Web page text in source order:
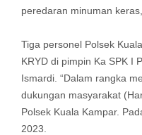
peredaran minuman
Tiga personel Polsek
KRYD di pimpin Ka SPK I
Ismardi. “Dalam rangka
dukungan masyarakat
Polsek Kuala Kampar.
2023.